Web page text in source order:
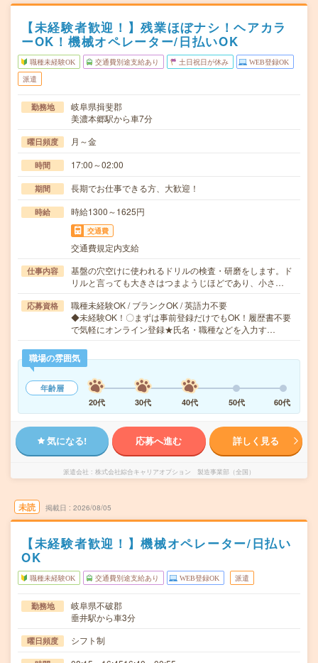
【未経験者歓迎！】残業ほぼナシ！ヘアカラ
ーOK！機械オペレーター/日払いOK
職種未経験OK 交通費別途支給あり 土日祝日が休み WEB登録OK
派遣
勤務地
岐阜県揖斐郡
美濃本郷駅から車7分
曜日頻度 月～金
時間 17:00～02:00
期間 長期でお仕事できる方、大歓迎！
時給 時給1300～1625円
交通費
交通費規定内支給
仕事内容
基盤の穴空けに使われるドリルの検査・研磨をします。ド
リルと言っても大きさはつまようじほどであり、小さ…
応募資格
職種未経験OK / ブランクOK / 英語力不要
◆未経験OK！〇まずは事前登録だけでもOK！履歴書不要
で気軽にオンライン登録★氏名・職種などを入力す…
職場の雰囲気
年齢層
20代
30代 40代 50代 60代
気になる! 応募へ進む 詳しく見る
派遣会社 株式会社綜合キャリアオプション 製造事業部（全国）
未読 掲載日 2026/08/05
【未経験者歓迎！】機械オペレーター/日払い
OK
職種未経験OK 交通費別途支給あり WEB登録OK 派遣
勤務地
岐阜県不破郡
垂井駅から車3分
曜日頻度 シフト制